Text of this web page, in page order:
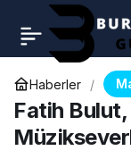
Haberler
Fatih Bulut,